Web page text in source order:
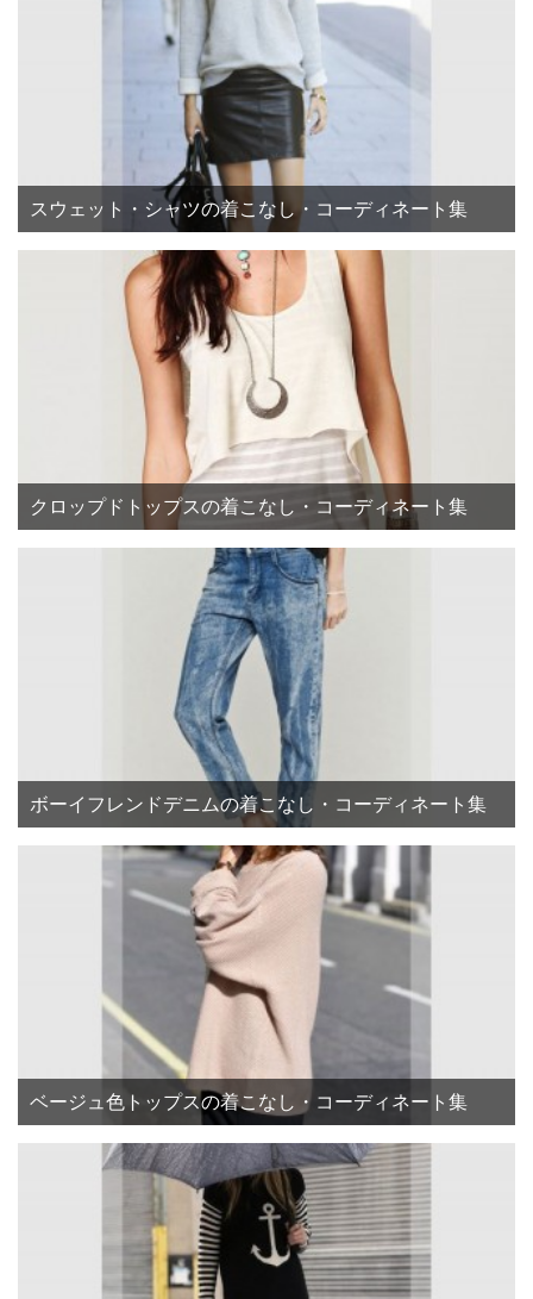
スウェット・シャツの着こなし・コーディネート集
クロップドトップスの着こなし・コーディネート集
ボーイフレンドデニムの着こなし・コーディネート集
ベージュ色トップスの着こなし・コーディネート集